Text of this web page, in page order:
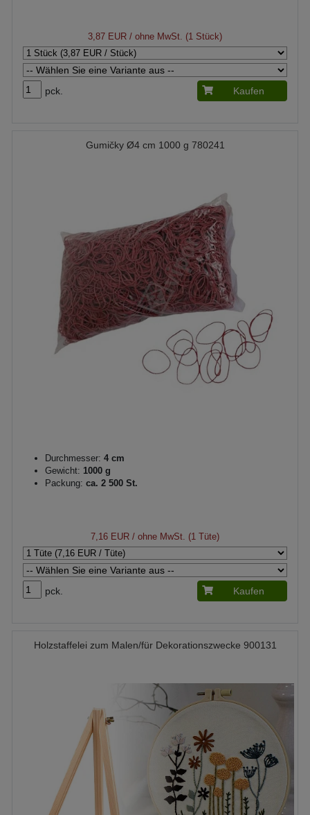
3,87 EUR / ohne MwSt. (1 Stück)
pck. Kaufen
Gumičky Ø4 cm 1000 g 780241
Durchmesser: 4 cm
Gewicht: 1000 g
Packung: ca. 2 500 St.
7,16 EUR / ohne MwSt. (1 Tüte)
pck. Kaufen
Holzstaffelei zum Malen/für Dekorationszwecke 900131